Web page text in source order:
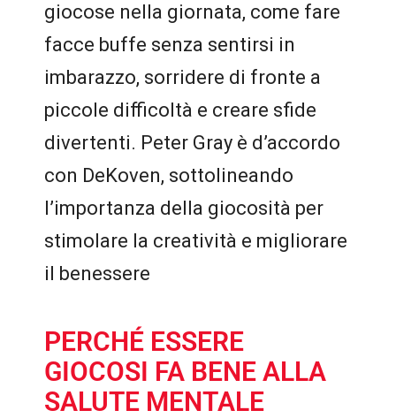
giocose nella giornata, come fare
facce buffe senza sentirsi in
imbarazzo, sorridere di fronte a
piccole difficoltà e creare sfide
divertenti. Peter Gray è d’accordo
con DeKoven, sottolineando
l’importanza della giocosità per
stimolare la creatività e migliorare
il benessere
PERCHÉ ESSERE
GIOCOSI FA BENE ALLA
SALUTE MENTALE